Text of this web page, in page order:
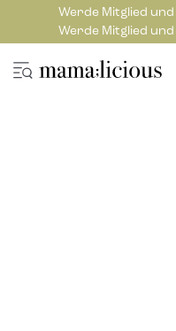
Werde Mitglied
Werde Mitglied